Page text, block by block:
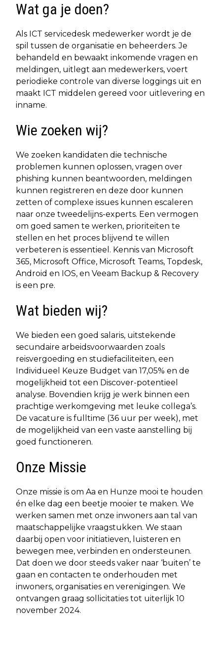
Wat ga je doen?
Als ICT servicedesk medewerker wordt je de
spil tussen de organisatie en beheerders. Je
behandeld en bewaakt inkomende vragen en
meldingen, uitlegt aan medewerkers, voert
periodieke controle van diverse loggings uit en
maakt ICT middelen gereed voor uitlevering en
inname.
Wie zoeken wij?
We zoeken kandidaten die technische
problemen kunnen oplossen, vragen over
phishing kunnen beantwoorden, meldingen
kunnen registreren en deze door kunnen
zetten of complexe issues kunnen escaleren
naar onze tweedelijns-experts. Een vermogen
om goed samen te werken, prioriteiten te
stellen en het proces blijvend te willen
verbeteren is essentieel. Kennis van Microsoft
365, Microsoft Office, Microsoft Teams, Topdesk,
Android en IOS, en Veeam Backup & Recovery
is een pre.
Wat bieden wij?
We bieden een goed salaris, uitstekende
secundaire arbeidsvoorwaarden zoals
reisvergoeding en studiefaciliteiten, een
Individueel Keuze Budget van 17,05% en de
mogelijkheid tot een Discover-potentieel
analyse. Bovendien krijg je werk binnen een
prachtige werkomgeving met leuke collega’s.
De vacature is fulltime (36 uur per week), met
de mogelijkheid van een vaste aanstelling bij
goed functioneren.
Onze Missie
Onze missie is om Aa en Hunze mooi te houden
én elke dag een beetje mooier te maken. We
werken samen met onze inwoners aan tal van
maatschappelijke vraagstukken. We staan
daarbij open voor initiatieven, luisteren en
bewegen mee, verbinden en ondersteunen.
Dat doen we door steeds vaker naar ‘buiten’ te
gaan en contacten te onderhouden met
inwoners, organisaties en verenigingen. We
ontvangen graag sollicitaties tot uiterlijk 10
november 2024.